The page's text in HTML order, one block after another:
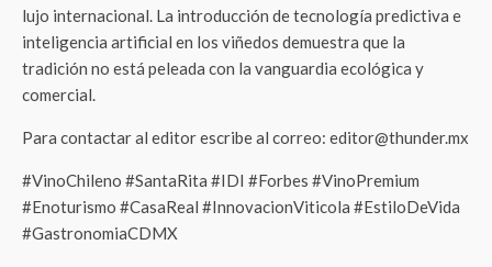
lujo internacional. La introducción de tecnología predictiva e
inteligencia artificial en los viñedos demuestra que la
tradición no está peleada con la vanguardia ecológica y
comercial.
Para contactar al editor escribe al correo: editor@thunder.mx
#VinoChileno #SantaRita #IDI #Forbes #VinoPremium
#Enoturismo #CasaReal #InnovacionViticola #EstiloDeVida
#GastronomiaCDMX